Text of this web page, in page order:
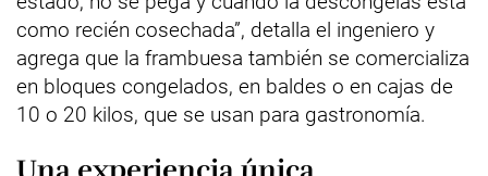
como recién cosechada”, detalla el ingeniero y
agrega que la frambuesa también se comercializa
en bloques congelados, en baldes o en cajas de
10 o 20 kilos, que se usan para gastronomía.